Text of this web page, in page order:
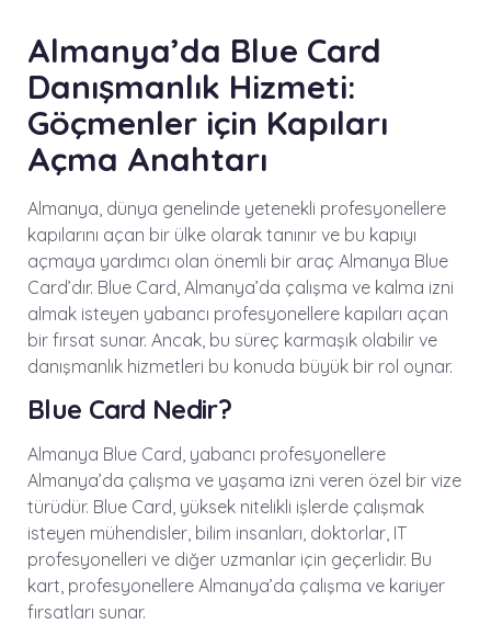
Almanya’da Blue Card
Danışmanlık Hizmeti:
Göçmenler için Kapıları
Açma Anahtarı
Almanya, dünya genelinde yetenekli profesyonellere
kapılarını açan bir ülke olarak tanınır ve bu kapıyı
açmaya yardımcı olan önemli bir araç Almanya Blue
Card’dır. Blue Card, Almanya’da çalışma ve kalma izni
almak isteyen yabancı profesyonellere kapıları açan
bir fırsat sunar. Ancak, bu süreç karmaşık olabilir ve
danışmanlık hizmetleri bu konuda büyük bir rol oynar.
Blue Card Nedir?
Almanya Blue Card, yabancı profesyonellere
Almanya’da çalışma ve yaşama izni veren özel bir vize
türüdür. Blue Card, yüksek nitelikli işlerde çalışmak
isteyen mühendisler, bilim insanları, doktorlar, IT
profesyonelleri ve diğer uzmanlar için geçerlidir. Bu
kart, profesyonellere Almanya’da çalışma ve kariyer
fırsatları sunar.